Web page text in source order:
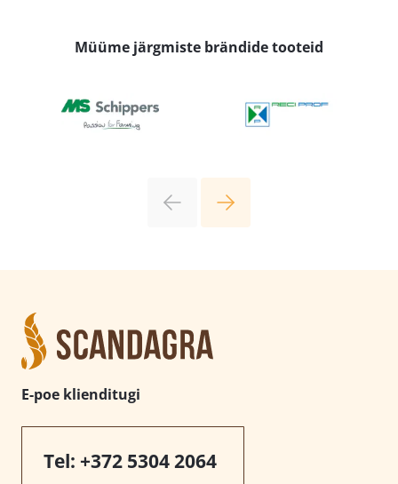
Müüme järgmiste brändide tooteid
E-poe klienditugi
Tel: +372 5304 2064